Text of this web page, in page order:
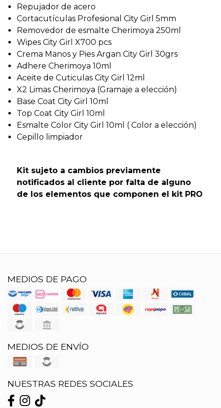
Repujador de acero
Cortacutículas Profesional City Girl 5mm
Removedor de esmalte Cherimoya 250ml
Wipes City Girl X700 pcs
Crema Manos y Pies Argan City Girl 30grs
Adhere Cherimoya 10ml
Aceite de Cuticulas City Girl 12ml
X2 Limas Cherimoya (Gramaje a elección)
Base Coat City Girl 10ml
Top Coat City Girl 10ml
Esmalte Color City Girl 10ml ( Color a elección)
Cepillo limpiador
Kit sujeto a cambios previamente
notificados al cliente por falta de alguno
de los elementos que componen el kit PRO
MEDIOS DE PAGO
MEDIOS DE ENVÍO
NUESTRAS REDES SOCIALES